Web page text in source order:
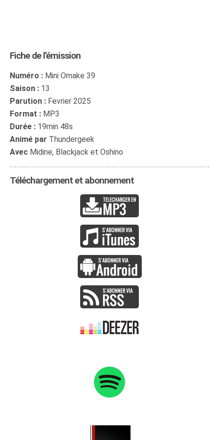
Fiche de l’émission
Numéro : Mini Omake 39
Saison : 13
Parution : Fevrier 2025
Format : MP3
Durée : 19min 48s
Animé par Thundergeek
Avec Midine, Blackjack et Oshino
Téléchargement et abonnement